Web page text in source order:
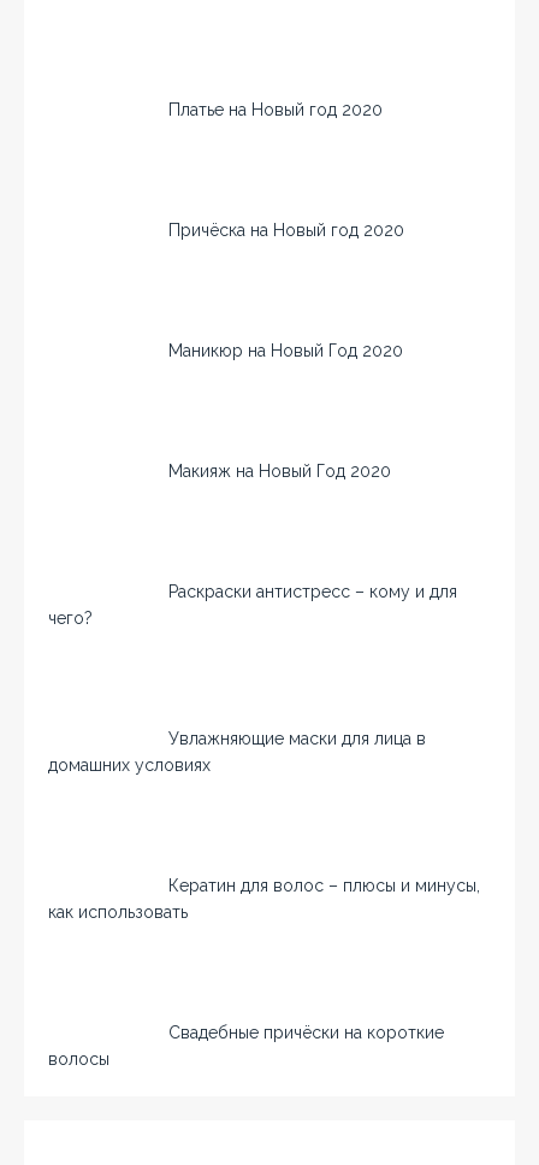
Платье на Новый год 2020
Причёска на Новый год 2020
Маникюр на Новый Год 2020
Макияж на Новый Год 2020
Раскраски антистресс – кому и для
чего?
Увлажняющие маски для лица в
домашних условиях
Кератин для волос – плюсы и минусы,
как использовать
Свадебные причёски на короткие
волосы